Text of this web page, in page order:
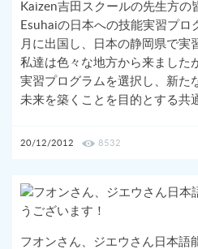
Kaizen吉田スクールの先生方の
Esuhaiの日本への技能実習プ
月に出国し、日本の静岡県で実
私達は色々な地方から来ました
実習プログラムを選択し、新た
未来を築くことを目的とする共
20/12/2012 8532
フオンさん、ジエウさん日本語